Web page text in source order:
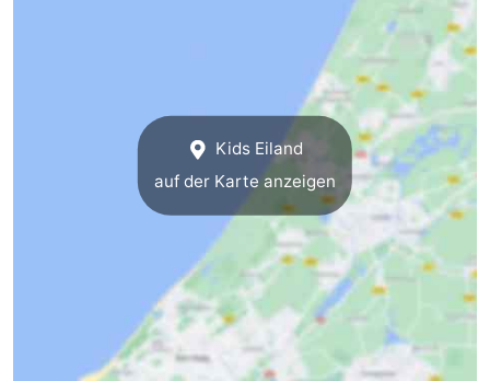
Kids Eiland
auf der Karte anzeigen